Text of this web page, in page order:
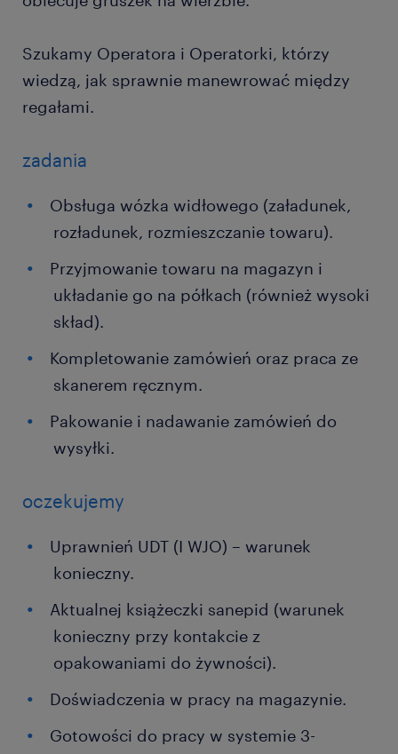
Szukamy Operatora i Operatorki, którzy
wiedzą, jak sprawnie manewrować między
regałami.
zadania
Obsługa wózka widłowego (załadunek,
rozładunek, rozmieszczanie towaru).
Przyjmowanie towaru na magazyn i
układanie go na półkach (również wysoki
skład).
Kompletowanie zamówień oraz praca ze
skanerem ręcznym.
Pakowanie i nadawanie zamówień do
wysyłki.
oczekujemy
Uprawnień UDT (I WJO) – warunek
konieczny.
Aktualnej książeczki sanepid (warunek
konieczny przy kontakcie z
opakowaniami do żywności).
Doświadczenia w pracy na magazynie.
Gotowości do pracy w systemie 3-